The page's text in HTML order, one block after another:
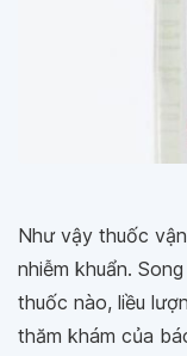
Như vậy thuốc
nhiễm khuẩn.
thuốc nào, liều
thăm khám của